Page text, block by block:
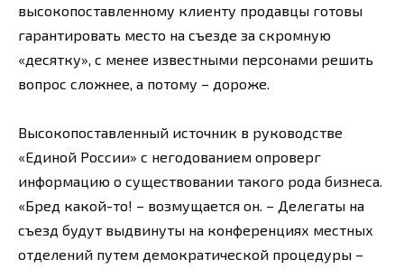
высокопоставленному клиенту продавцы готовы
гарантировать место на съезде за скромную
«десятку», с менее известными персонами решить
вопрос сложнее, а потому – дороже.
Высокопоставленный источник в руководстве
«Единой России» с негодованием опроверг
информацию о существовании такого рода бизнеса.
«Бред какой-то! – возмущается он. – Делегаты на
съезд будут выдвинуты на конференциях местных
отделений путем демократической процедуры –